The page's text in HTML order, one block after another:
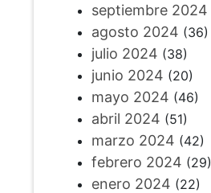
septiembre 2024
agosto 2024 (36)
julio 2024 (38)
junio 2024 (20)
mayo 2024 (46)
abril 2024 (51)
marzo 2024 (42)
febrero 2024 (29)
enero 2024 (22)